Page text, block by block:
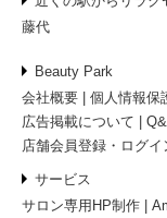
藤代
Beauty Park
会社概要
個人情報保
広告掲載について
店舗会員登録・ログイ
サービス
サロン専用HP制作